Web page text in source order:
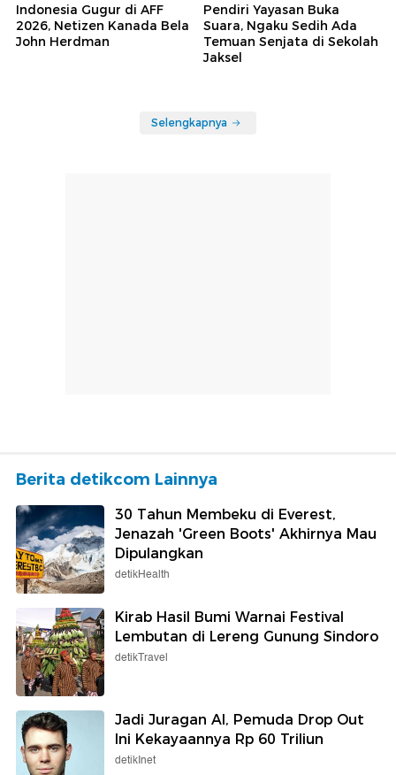
Indonesia Gugur di AFF
2026, Netizen Kanada Bela
John Herdman
Pendiri Yayasan Buka
Suara, Ngaku Sedih Ada
Temuan Senjata di Sekolah
Jaksel
Selengkapnya
Berita detikcom Lainnya
30 Tahun Membeku di Everest,
Jenazah 'Green Boots' Akhirnya Mau
Dipulangkan
detikHealth
Kirab Hasil Bumi Warnai Festival
Lembutan di Lereng Gunung Sindoro
detikTravel
Jadi Juragan AI, Pemuda Drop Out
Ini Kekayaannya Rp 60 Triliun
detikInet